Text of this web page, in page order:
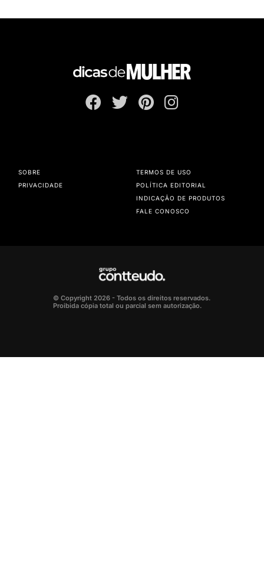
SOBRE
PRIVACIDADE
TERMOS DE USO
POLÍTICA EDITORIAL
INDICAÇÃO DE PRODUTOS
FALE CONOSCO
© Copyright 2026 - Todos os direitos reservados.
Proibida cópia total ou parcial sem autorização.